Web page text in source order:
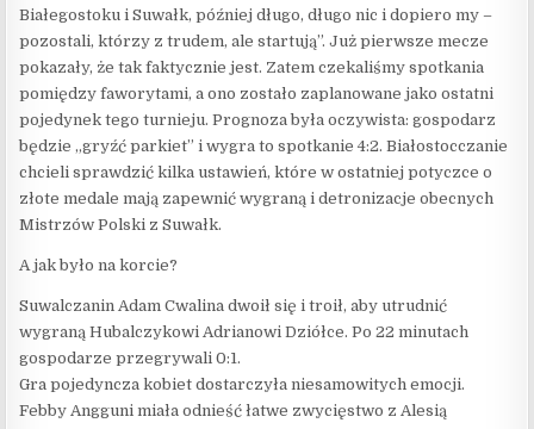
Białegostoku i Suwałk, później długo, długo nic i dopiero my –
pozostali, którzy z trudem, ale startują”. Już pierwsze mecze
pokazały, że tak faktycznie jest. Zatem czekaliśmy spotkania
pomiędzy faworytami, a ono zostało zaplanowane jako ostatni
pojedynek tego turnieju. Prognoza była oczywista: gospodarz
będzie „gryźć parkiet” i wygra to spotkanie 4:2. Białostocczanie
chcieli sprawdzić kilka ustawień, które w ostatniej potyczce o
złote medale mają zapewnić wygraną i detronizacje obecnych
Mistrzów Polski z Suwałk.
A jak było na korcie?
Suwalczanin Adam Cwalina dwoił się i troił, aby utrudnić
wygraną Hubalczykowi Adrianowi Dziółce. Po 22 minutach
gospodarze przegrywali 0:1.
Gra pojedyncza kobiet dostarczyła niesamowitych emocji.
Febby Angguni miała odnieść łatwe zwycięstwo z Alesią